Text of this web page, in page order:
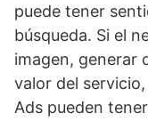
puede tener
búsqueda. Si el
imagen, generar
valor del
Ads pueden